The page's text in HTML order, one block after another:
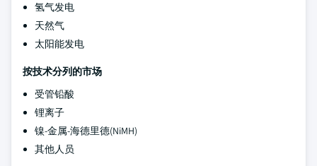
氢气发电
天然气
太阳能发电
按技术分列的市场
受管铅酸
锂离子
镍-金属-海德里德(NiMH)
其他人员